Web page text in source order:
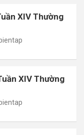
XIV Thường
XIV Thường